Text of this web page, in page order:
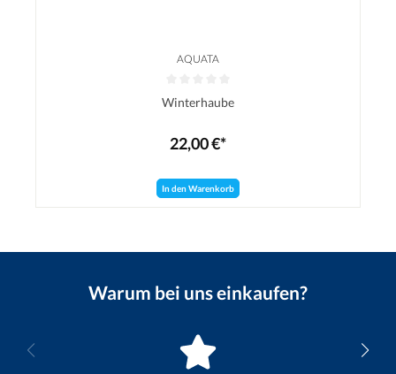
AQUATA
Durchschnittliche Bewertung von 0 von 5 Sternen
Winterhaube
22,00 €*
In den Warenkorb
Warum bei uns einkaufen?